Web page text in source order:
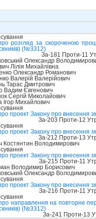
розгляд за скороченою
(№3312)
За-181 Проти-11
Олександр
Лілія Михайлівна
Олександр Романович
Валерій Валерійович
Тарас Дмитрович
Вадим Євгенович
Сергій Миколайович
Ігор Михайлович
проект Закону про внесення
За-203 Проти-12
проект Закону про внесення
За-212 Проти-13
Костянтин Володимирович
проект Закону про внесення
За-215 Проти-11
Володимир Борисович
Олександр
проект Закону про внесення
За-216 Проти-11
направлення на повторне
(№3312)
За-241 Проти-13